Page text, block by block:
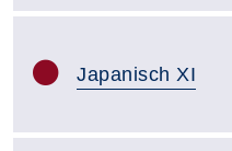
Japanisch XI